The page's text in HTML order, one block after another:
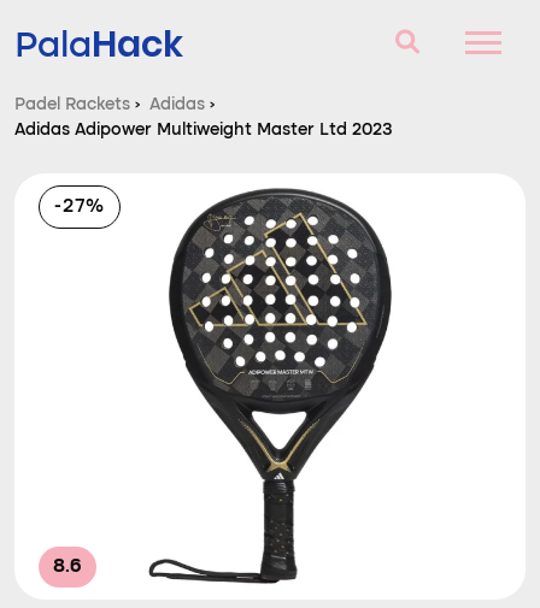
PalaHack
Padel Rackets
Vragen en antwoorden
Vergelijker
Padel Rackets › Adidas ›
Adidas Adipower Multiweight Master Ltd 2023
-27%
8.6